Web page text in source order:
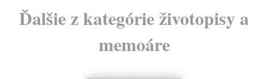
Ďalšie z kategórie životopisy a
memoáre